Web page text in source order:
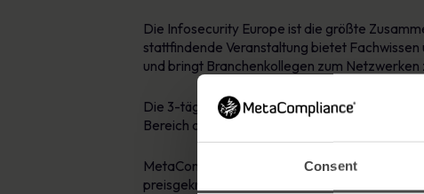
Consent
Die Infosecurity Europe ist die größte
stattfindende Veranstaltung bietet
und bringt Branchenkollegen zum Netzwerken
Die 3-tägige Veranstaltung findetvom 21. bis
Bereich der Informationssicherheit tätig sind
MetaCompliance hat in den letzten 13 Jahren
preisgekrönte Lösung vorstellen, die dazu